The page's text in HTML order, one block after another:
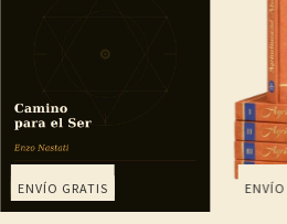
ENVÍO GRATIS